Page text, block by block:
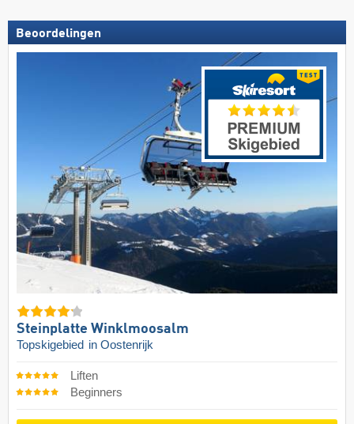
Beoordelingen
Steinplatte Winklmoosalm
Topskigebied in Oostenrijk
Liften
Beginners